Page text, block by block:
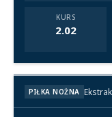
KURS
2.02
PIŁKA NOŻNA